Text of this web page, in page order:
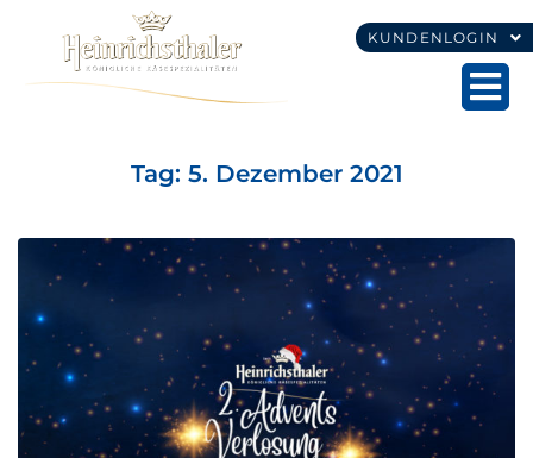
KUNDENLOGIN
Tag: 5. Dezember 2021